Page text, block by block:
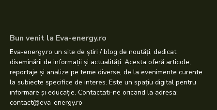
Bun venit la Eva-energy.ro
Eva-energy.ro un site de știri / blog de noutăți, dedicat
diseminării de informații și actualități. Acesta oferă articole,
reportaje și analize pe teme diverse, de la evenimente curente
la subiecte specifice de interes. Este un spațiu digital pentru
informare și educație. Contactati-ne oricand la adresa:
contact@eva-energy.ro